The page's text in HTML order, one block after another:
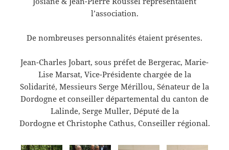
l’association.
De nombreuses personnalités étaient présentes.
Jean-Charles Jobart, sous préfet de Bergerac, Marie-
Lise Marsat, Vice-Présidente chargée de la
Solidarité, Messieurs Serge Mérillou, Sénateur de la
Dordogne et conseiller départemental du canton de
Lalinde, Serge Muller, Député de la
Dordogne et Christophe Cathus, Conseiller régional.